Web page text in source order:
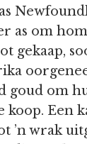
as om
gekaap,
goud om
koop. Een
’n wrak